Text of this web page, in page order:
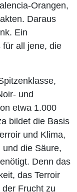
Orangen,
Daraus
Ein
für all jene, die
und
etwa 1.000
bildet die Basis
und Klima,
die Säure,
Denn das
das Terroir
Frucht zu